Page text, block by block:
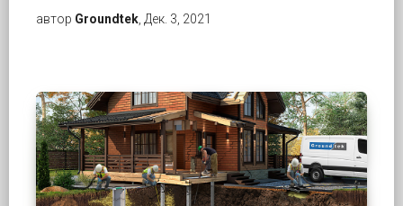
автор Groundtek , Дек. 3, 2021